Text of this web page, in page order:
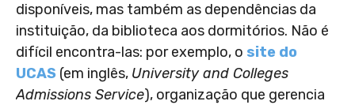
disponíveis, mas também as dependências da
instituição, da biblioteca aos dormitórios. Não é
difícil encontra-las: por exemplo, o site do
UCAS (em inglês, University and Colleges
Admissions Service), organização que gerencia